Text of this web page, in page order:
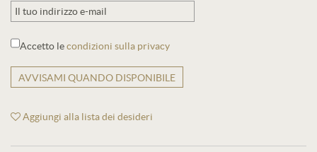
Accetto lecondizioni sulla privacy
AVVISAMI QUANDO DISPONIBILE
Aggiungi alla lista dei desideri